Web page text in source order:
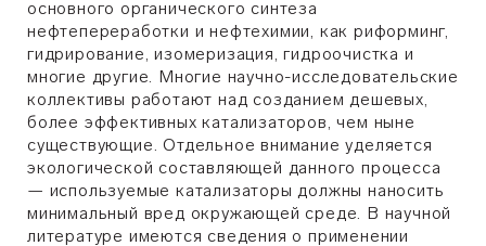
основного органического синтеза
нефтепереработки и нефтехимии, как риформинг,
гидрирование, изомеризация, гидроочистка и
многие другие. Многие научно-исследовательские
коллективы работают над созданием дешевых,
более эффективных катализаторов, чем ныне
существующие. Отдельное внимание уделяется
экологической составляющей данного процесса
— используемые катализаторы должны наносить
минимальный вред окружающей среде. В научной
литературе имеются сведения о применении